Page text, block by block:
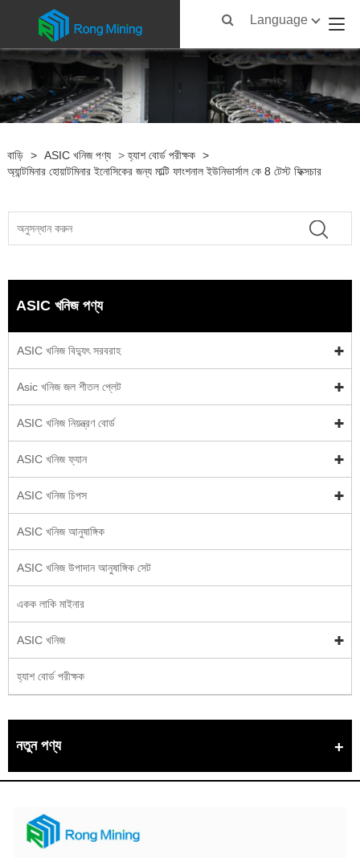
Language
বাড়ি > ASIC খনিজ পণ্য >হ্যাশ বোর্ড পরীক্ষক >
অ্যান্টমিনার হোয়াটমিনার ইনোসিকের জন্য মাল্টি ফাংশনাল ইউনিভার্সাল কে 8 টেস্ট ফিক্সচার
ASIC খনিজ পণ্য
ASIC খনিজ বিদ্যুৎ সরবরাহ
Asic খনিজ জল শীতল প্লেট
ASIC খনিজ নিয়ন্ত্রণ বোর্ড
ASIC খনিজ ফ্যান
ASIC খনিজ চিপস
ASIC খনিজ আনুষাঙ্গিক
ASIC খনিজ উপাদান আনুষাঙ্গিক সেট
একক লাকি মাইনার
ASIC খনিজ
হ্যাশ বোর্ড পরীক্ষক
নতুন পণ্য